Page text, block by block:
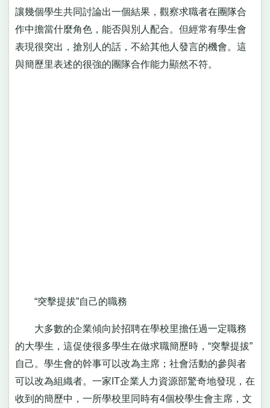
讓幾個學生共同討論出一個結果，觀察求職者在團隊合
作中擔當什麼角色，能否與別人配合。但經常有學生會
表現很突出，搶別人的話，不給其他人發言的機會。這
與簡歷里表述的很強的團隊合作能力顯然不符。
“突擊提拔”自己的職務
大多數的企業傾向於招聘在學校里擔任過一定職務
的大學生，這促使很多學生在做求職簡歷時，“突擊提拔”
自己。學生會的幹事可以改為主席；社會活動的參與者
可以改為組織者。一家IT企業人力資源部驚奇地發現，在
收到的簡歷中，一所學校里同時有4個校學生會主席，文